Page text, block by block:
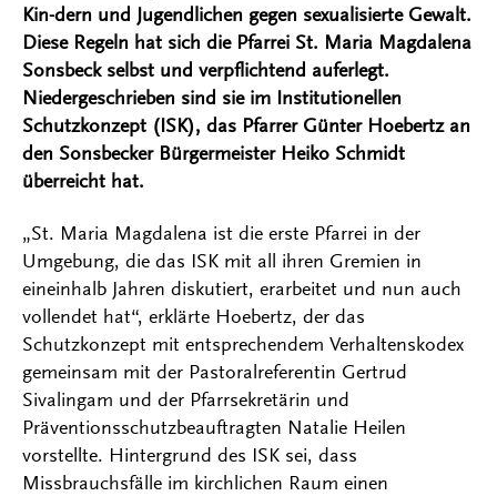
Kin-dern und Jugendlichen gegen sexualisierte Gewalt.
Diese Regeln hat sich die Pfarrei St. Maria Magdalena
Sonsbeck selbst und verpflichtend auferlegt.
Niedergeschrieben sind sie im Institutionellen
Schutzkonzept (ISK), das Pfarrer Günter Hoebertz an
den Sonsbecker Bürgermeister Heiko Schmidt
überreicht hat.
„St. Maria Magdalena ist die erste Pfarrei in der
Umgebung, die das ISK mit all ihren Gremien in
eineinhalb Jahren diskutiert, erarbeitet und nun auch
vollendet hat“, erklärte Hoebertz, der das
Schutzkonzept mit entsprechendem Verhaltenskodex
gemeinsam mit der Pastoralreferentin Gertrud
Sivalingam und der Pfarrsekretärin und
Präventionsschutzbeauftragten Natalie Heilen
vorstellte. Hintergrund des ISK sei, dass
Missbrauchsfälle im kirchlichen Raum einen